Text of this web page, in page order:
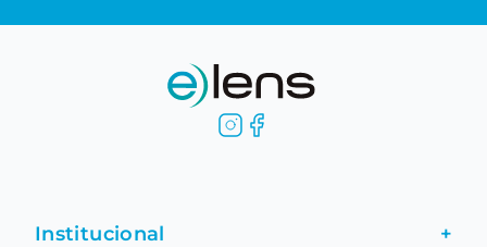
Institucional +